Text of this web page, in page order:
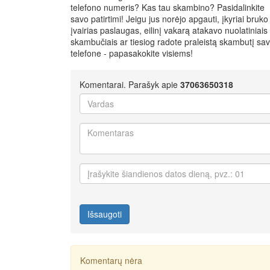
telefono numeris? Kas tau skambino? Pasidalinkite
savo patirtimi! Jeigu jus norėjo apgauti, įkyriai bruko
įvairias paslaugas, eilinį vakarą atakavo nuolatiniais
skambučiais ar tiesiog radote praleistą skambutį
telefone - papasakokite visiems!
Komentarai. Parašyk apie 37063650318
Išsaugoti
Komentarų nėra